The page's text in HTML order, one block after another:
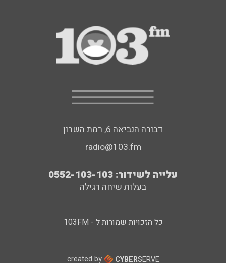
דבורה הנביאה 6, רמת השרון
radio@103.fm
עלייה לשידור: 0552-103-103
בעלות שיחה רגילה
כל הזכויות שמורות ל - 103FM
created by CYBERSERVE